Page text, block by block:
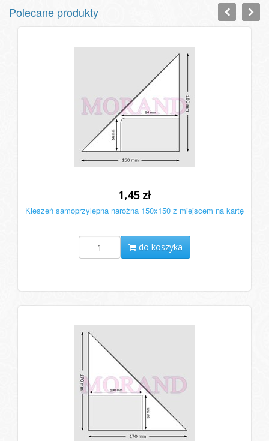
Polecane produkty
1,45 zł
Kieszeń samoprzylepna narożna 150x150 z miejscem na kartę
do koszyka